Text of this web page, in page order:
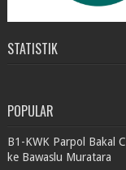
STATISTIK
POPULAR
B1-KWK Parpol Bakal
ke Bawaslu Muratara